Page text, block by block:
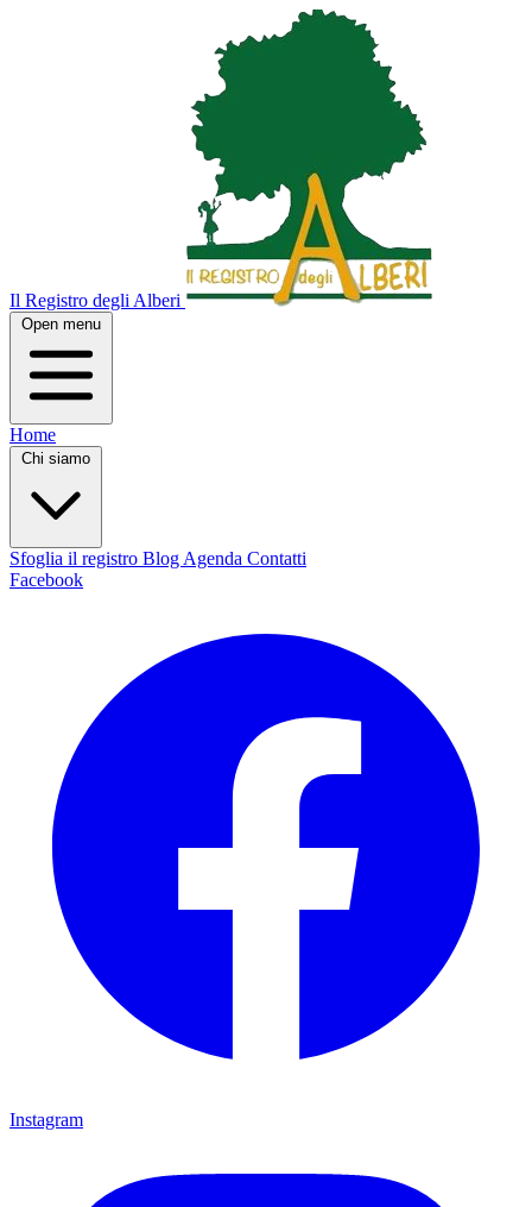
Il Registro degli Alberi
Open menu
Home
Chi siamo
Sfoglia il registro Blog Agenda Contatti
Facebook
Instagram